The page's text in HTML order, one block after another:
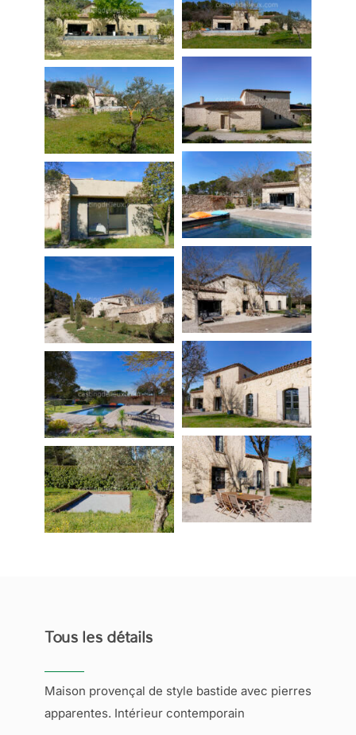
Tous les détails
Maison provençal de style bastide avec pierres
apparentes. Intérieur contemporain